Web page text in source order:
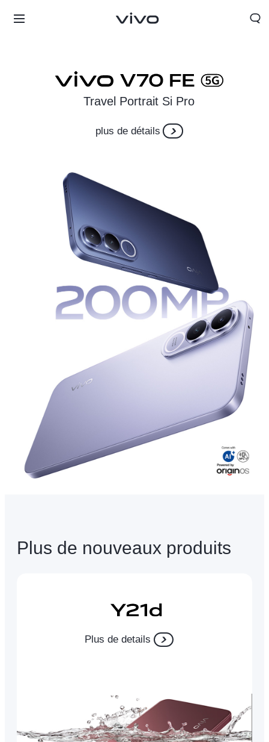
Morocco | Veuillez sélectionner le pays/la région
Travel Portrait Si Pro
plus de détails
Plus de nouveaux produits
Plus de details